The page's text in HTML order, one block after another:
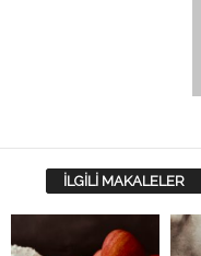
İLGİLİ MAKALELER